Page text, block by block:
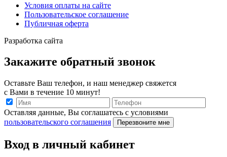
Условия оплаты на сайте
Пользовательское соглашение
Публичная оферта
Разработка сайта
Закажите обратный звонок
Оставьте Ваш телефон, и наш менеджер свяжется
с Вами в течение 10 минут!
Оставляя данные, Вы соглашатесь с условиями
пользовательского соглашения
Перезвоните мне
Вход в личный кабинет